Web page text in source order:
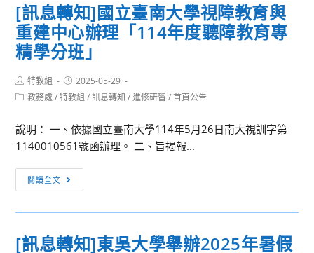
網
站
正
上
線，
供
免
主
的
學
逢
甲
大
學
運
輸
物
流
訂
114
[訊息轉知]國立臺南大學視障教育與
重建中心辦理「114年度聽障教育專
精學分班」
Post
author:
特教組
Post
published:
2025-05-29
Post教務處 / 特教組 / 訊息轉知 / 進修研習 / 首頁公告
說明： 一、依據國立臺南大學114年5月26日南大視訓字第
1140010561號函辦理。 二、旨揭報...
閱讀全文
息
轉
國
[訊息轉知]東吳大學舉辦2025年暑假